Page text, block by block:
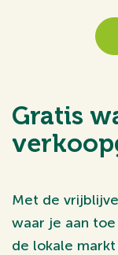
Gratis
Met de
waar je aan
de lokale